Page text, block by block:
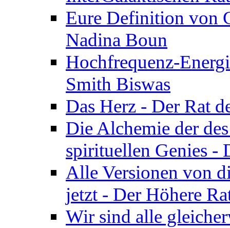
Eure Definition von
Nadina Boun
Hochfrequenz-
Smith Biswas
Das Herz - Der Rat
Die Alchemie der
spirituellen Genies -
Alle Versionen von
jetzt - Der Höhere
Wir sind alle